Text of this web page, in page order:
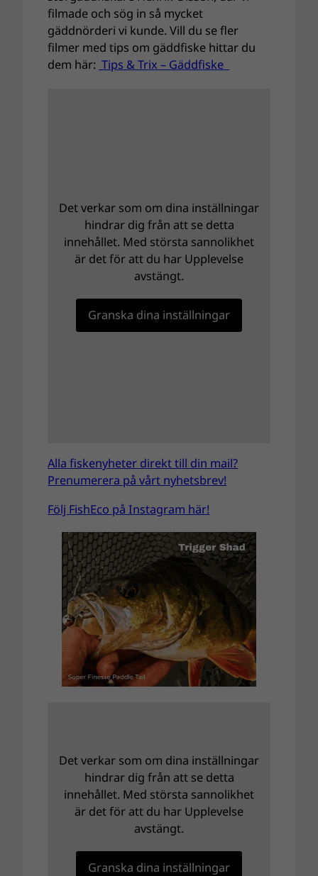
filmade och sög in så mycket
gäddnörderi vi kunde. Vill du se fler
filmer med tips om gäddfiske hittar du
dem här: Tips & Trix – Gäddfiske
Det verkar som om dina inställningar
hindrar dig från att se detta
innehållet. Med största sannolikhet
är det för att du har Upplevelse
avstängt.
Granska dina inställningar
Alla fiskenyheter direkt till din mail?
Prenumerera på vårt nyhetsbrev!
Följ FishEco på Instagram här!
Det verkar som om dina inställningar
hindrar dig från att se detta
innehållet. Med största sannolikhet
är det för att du har Upplevelse
avstängt.
Granska dina inställningar